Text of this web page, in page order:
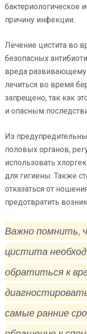
бактериологическое
причину инфекции.
Лечение цистита во
безопасных
вреда
лечиться во время
запрещено, так как
и опасным
Из
половых органов,
использовать
для гигиены. Также
отказаться от
предотвратить
Важно помнить,
цистита
обратиться к
самые ранние